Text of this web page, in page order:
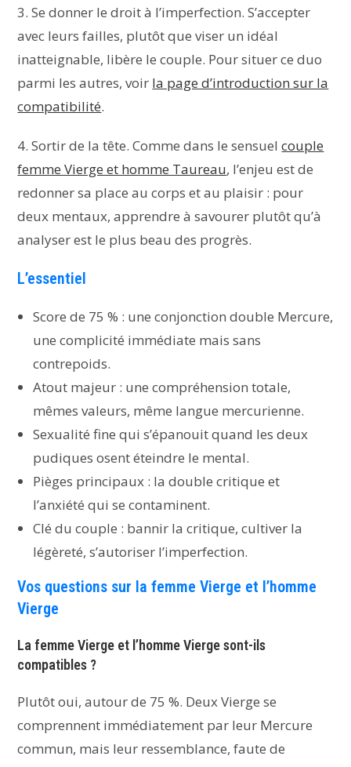
3. Se donner le droit à l’imperfection. S’accepter
avec leurs failles, plutôt que viser un idéal
inatteignable, libère le couple. Pour situer ce duo
parmi les autres, voir la page d’introduction sur la
compatibilité.
4. Sortir de la tête. Comme dans le sensuelcouple
femme Vierge et homme Taureau, l’enjeu est de
redonner sa place au corps et au plaisir : pour
deux mentaux, apprendre à savourer plutôt qu’à
analyser est le plus beau des progrès.
L’essentiel
Score de 75 % : une conjonction double Mercure,
une complicité immédiate mais sans
contrepoids.
Atout majeur : une compréhension totale,
mêmes valeurs, même langue mercurienne.
Sexualité fine qui s’épanouit quand les deux
pudiques osent éteindre le mental.
Pièges principaux : la double critique et
l’anxiété qui se contaminent.
Clé du couple : bannir la critique, cultiver la
légèreté, s’autoriser l’imperfection.
Vos questions sur la femme Vierge et l’homme
Vierge
La femme Vierge et l’homme Vierge sont-ils
compatibles ?
Plutôt oui, autour de 75 %. Deux Vierge se
comprennent immédiatement par leur Mercure
commun, mais leur ressemblance, faute de